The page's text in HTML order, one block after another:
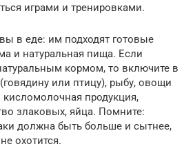
играми и тренировками.
в еде: им подходят готовые
и натуральная пища. Если
кормом, то включите в
или птицу), рыбу, овощи
продукция,
злаковых, яйца. Помните:
должна быть больше и сытнее,
охотится.